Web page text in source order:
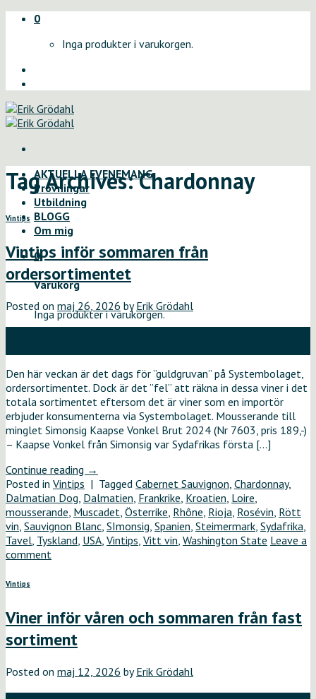
Skip
0
Inga produkter i varukorgen.
AKTUELLA EVENEMANG
Provningar
Utbildning
BLOGG
Om mig
0
Varukorg
Inga produkter i varukorgen.
Tag Archives:Chardonnay
Vintips
Vintips inför sommaren från
ordersortimentet
Posted on maj 26, 2026 byErik Grödahl
Den här veckan är det dags för ”guldgruvan” på Systembolaget,
ordersortimentet. Dock är det ”fel” att räkna in dessa viner i det
totala sortimentet eftersom det är viner som en importör
erbjuder konsumenterna via Systembolaget. Mousserande till
minglet Simonsig Kaapse Vonkel Brut 2024 (Nr 7603, pris 189,-)
– Kaapse Vonkel från Simonsig var Sydafrikas första […]
Continue reading →
Posted in Vintips | Tagged Cabernet Sauvignon, Chardonnay,
Dalmatian Dog, Dalmatien, Frankrike, Kroatien, Loire,
mousserande, Muscadet, Österrike, Rhône, Rioja, Rosévin, Rött
vin, Sauvignon Blanc, SImonsig, Spanien, Steimermark, Sydafrika,
Tavel, Tyskland, USA, Vintips, Vitt vin, Washington State Leave a
comment
Vintips
Viner inför våren och sommaren från fast
sortiment
Posted on maj 12, 2026 byErik Grödahl